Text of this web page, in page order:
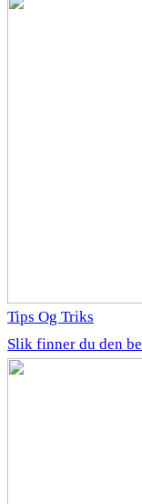
Tips Og Triks
Slik finner du den